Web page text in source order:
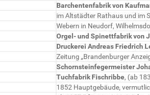
Barchentenfabrik von
im Altstädter Rathaus und im
Webern in Neudorf,
Orgel- und Spinettfabrik von
Druckerei Andreas Friedrich
Zeitung „Brandenburger
Schornsteinfegermeister
Tuchfabrik Fischribbe, (ab
1852 Hauptgebäude,